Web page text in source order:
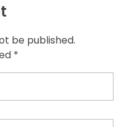
be published.
*